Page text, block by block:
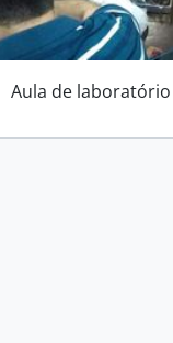
Aula de laboratório